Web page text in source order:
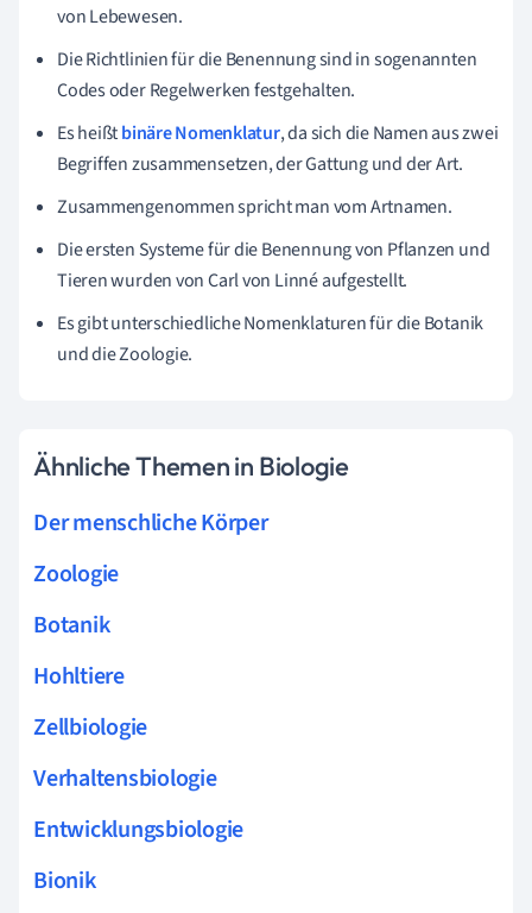
von Lebewesen.
Die Richtlinien für die Benennung sind in sogenannten
Codes oder Regelwerken festgehalten.
Es heißtbinäre Nomenklatur, da sich die Namen aus zwei
Begriffen zusammensetzen, der Gattung und der Art.
Zusammengenommen spricht man vom Artnamen.
Die ersten Systeme für die Benennung von Pflanzen und
Tieren wurden von Carl von Linné aufgestellt.
Es gibt unterschiedliche Nomenklaturen für die Botanik
und die Zoologie.
Ähnliche Themen in Biologie
Der menschliche Körper
Zoologie
Botanik
Hohltiere
Zellbiologie
Verhaltensbiologie
Entwicklungsbiologie
Bionik